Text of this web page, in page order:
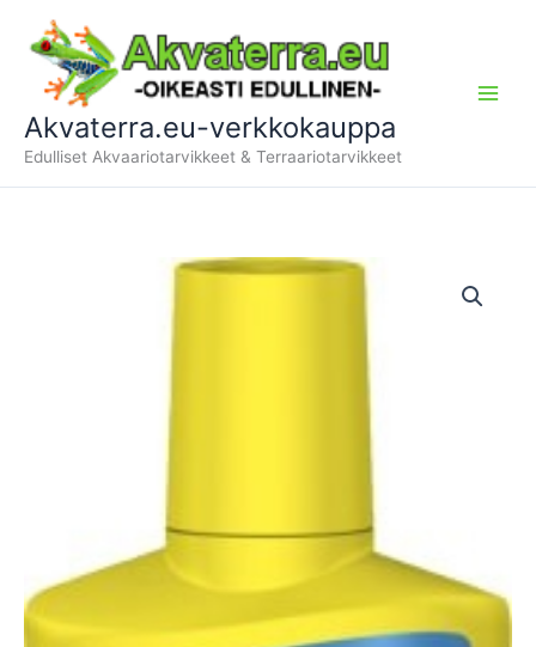
sisältöön
Akvaterra.eu-verkkokauppa
Edulliset Akvaariotarvikkeet & Terraariotarvikkeet